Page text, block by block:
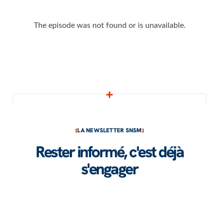
LA NEWSLETTER SNSM
Rester informé, c'est déjà
s'engager